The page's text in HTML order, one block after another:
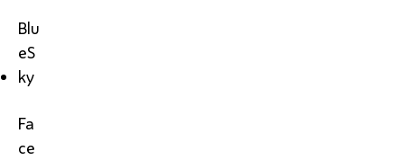
Blu
eS
ky
Fa
ce